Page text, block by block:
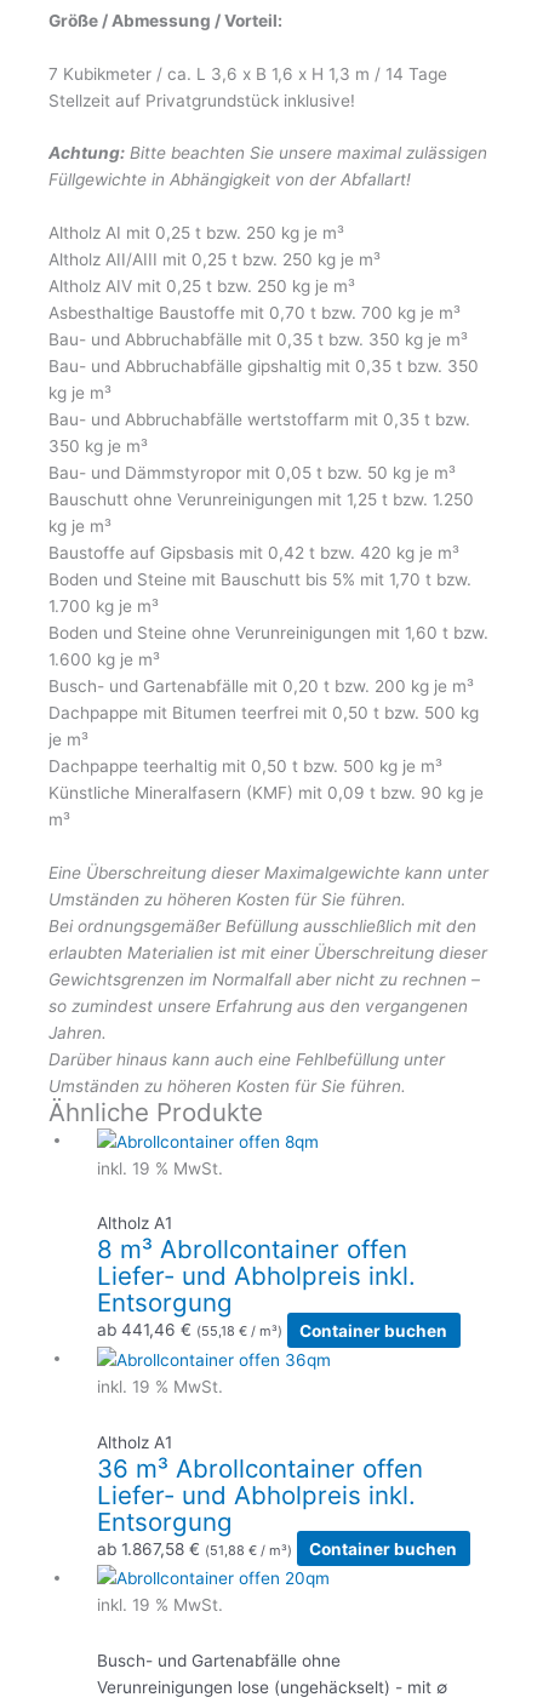
Größe / Abmessung / Vorteil:
7 Kubikmeter / ca. L 3,6 x B 1,6 x H 1,3 m / 14 Tage
Stellzeit auf Privatgrundstück inklusive!
Achtung: Bitte beachten Sie unsere maximal zulässigen
Füllgewichte in Abhängigkeit von der Abfallart!
Altholz AI mit 0,25 t bzw. 250 kg je m³
Altholz AII/AIII mit 0,25 t bzw. 250 kg je m³
Altholz AIV mit 0,25 t bzw. 250 kg je m³
Asbesthaltige Baustoffe mit 0,70 t bzw. 700 kg je m³
Bau- und Abbruchabfälle mit 0,35 t bzw. 350 kg je m³
Bau- und Abbruchabfälle gipshaltig mit 0,35 t bzw. 350
kg je m³
Bau- und Abbruchabfälle wertstoffarm mit 0,35 t bzw.
350 kg je m³
Bau- und Dämmstyropor mit 0,05 t bzw. 50 kg je m³
Bauschutt ohne Verunreinigungen mit 1,25 t bzw. 1.250
kg je m³
Baustoffe auf Gipsbasis mit 0,42 t bzw. 420 kg je m³
Boden und Steine mit Bauschutt bis 5% mit 1,70 t bzw.
1.700 kg je m³
Boden und Steine ohne Verunreinigungen mit 1,60 t bzw.
1.600 kg je m³
Busch- und Gartenabfälle mit 0,20 t bzw. 200 kg je m³
Dachpappe mit Bitumen teerfrei mit 0,50 t bzw. 500 kg
je m³
Dachpappe teerhaltig mit 0,50 t bzw. 500 kg je m³
Künstliche Mineralfasern (KMF) mit 0,09 t bzw. 90 kg je
m³
Eine Überschreitung dieser Maximalgewichte kann unter
Umständen zu höheren Kosten für Sie führen.
Bei ordnungsgemäßer Befüllung ausschließlich mit den
erlaubten Materialien ist mit einer Überschreitung dieser
Gewichtsgrenzen im Normalfall aber nicht zu rechnen –
so zumindest unsere Erfahrung aus den vergangenen
Jahren.
Darüber hinaus kann auch eine Fehlbefüllung unter
Umständen zu höheren Kosten für Sie führen.
Ähnliche Produkte
inkl. 19 % MwSt.
Altholz A1
8 m³ Abrollcontainer offen
Liefer- und Abholpreis inkl.
Entsorgung
ab 441,46 € (55,18 € / m³) Container buchen
inkl. 19 % MwSt.
Altholz A1
36 m³ Abrollcontainer offen
Liefer- und Abholpreis inkl.
Entsorgung
ab 1.867,58 € (51,88 € / m³) Container buchen
inkl. 19 % MwSt.
Busch- und Gartenabfälle ohne
Verunreinigungen lose (ungehäckselt) - mit ∅